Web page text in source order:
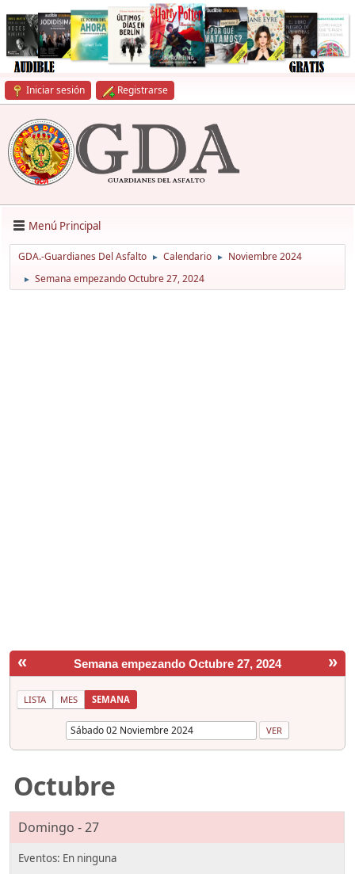
Iniciar sesión Registrarse
Menú Principal
GDA.-Guardianes Del Asfalto ► Calendario ► Noviembre 2024
► Semana empezando Octubre 27, 2024
« »
Semana empezando Octubre 27, 2024
LISTA MES SEMANA
Octubre
Domingo - 27